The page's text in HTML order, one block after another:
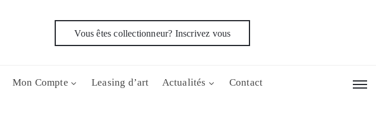
Vous êtes collectionneur? Inscrivez vous
Mon Compte Leasing d’art Actualités Contact